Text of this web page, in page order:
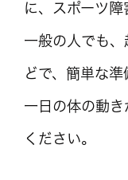
に、スポーツ障
一般の人でも
どで、簡単な準
一日の体の動
ください。